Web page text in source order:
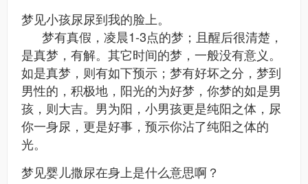
梦见小孩尿尿到我的脸上。
梦有真假，凌晨1-3点的梦；且醒后很清楚，
是真梦，有解。其它时间的梦，一般没有意义。
如是真梦，则有如下预示；梦有好坏之分，梦到
男性的，积极地，阳光的为好梦，你梦的如是男
孩，则大吉。男为阳，小男孩更是纯阳之体，尿
你一身尿，更是好事，预示你沾了纯阳之体的
光。
梦见婴儿撒尿在身上是什么意思啊？